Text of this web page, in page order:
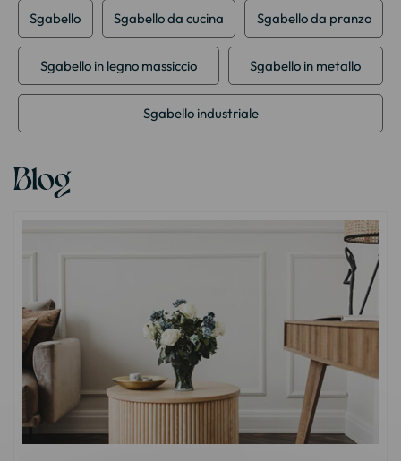
Sgabello Sgabello da cucina Sgabello da pranzo
Sgabello in legno massiccio Sgabello in metallo
Sgabello industriale
Blog